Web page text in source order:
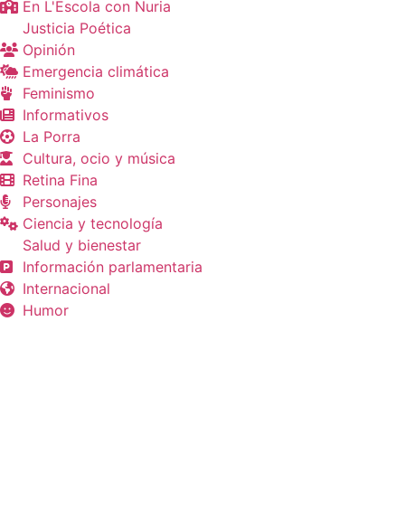
En L'Escola con Nuria
Justicia Poética
Opinión
Emergencia climática
Feminismo
Informativos
La Porra
Cultura, ocio y música
Retina Fina
Personajes
Ciencia y tecnología
Salud y bienestar
Información parlamentaria
Internacional
Humor